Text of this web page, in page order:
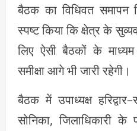
बैठक का विधिवत समापन
स्पष्ट किया कि क्षेत्र के
लिए ऐसी बैठकों के
समीक्षा आगे भी जारी रहेगी।
बैठक में उपाध्यक्ष
सोनिका, जिलाधिकारी